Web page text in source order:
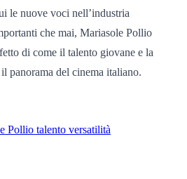
le nuove voci nell’industria
che mai, Mariasole Pollio
di come il talento giovane e la
panorama del cinema italiano.
Pollio talento versatilità